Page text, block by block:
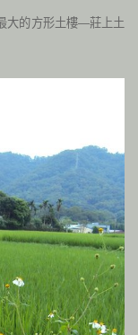
大的方形土樓—莊上土